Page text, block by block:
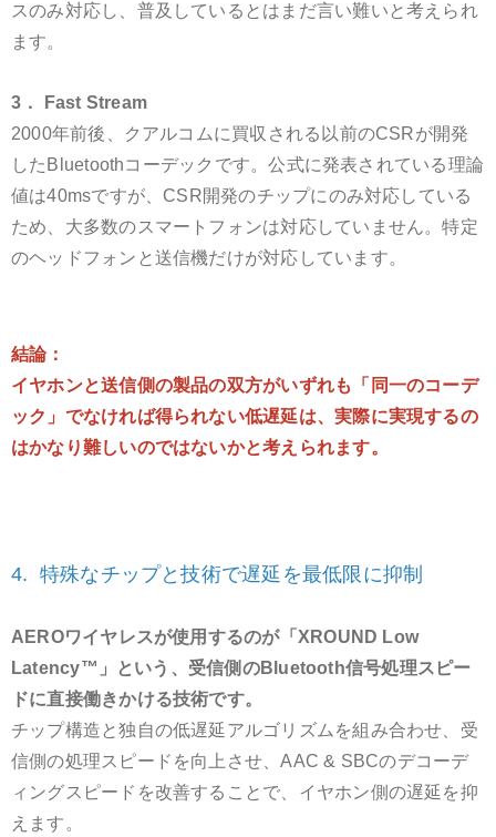
スのみ対応し、普及しているとはまだ言い難いと考えられ
ます。
3． Fast Stream
2000年前後、クアルコムに買収される以前のCSRが開発
したBluetoothコーデックです。公式に発表されている理論
値は40msですが、CSR開発のチップにのみ対応している
ため、大多数のスマートフォンは対応していません。特定
のヘッドフォンと送信機だけが対応しています。
結論：
イヤホンと送信側の製品の双方がいずれも「同一のコーデ
ック」でなければ得られない低遅延は、実際に実現するの
はかなり難しいのではないかと考えられます。
4. 特殊なチップと技術で遅延を最低限に抑制
AEROワイヤレスが使用するのが「XROUND Low
Latency™」という、受信側のBluetooth信号処理スピー
ドに直接働きかける技術です。
チップ構造と独自の低遅延アルゴリズムを組み合わせ、受
信側の処理スピードを向上させ、AAC & SBCのデコーデ
ィングスピードを改善することで、イヤホン側の遅延を抑
えます。